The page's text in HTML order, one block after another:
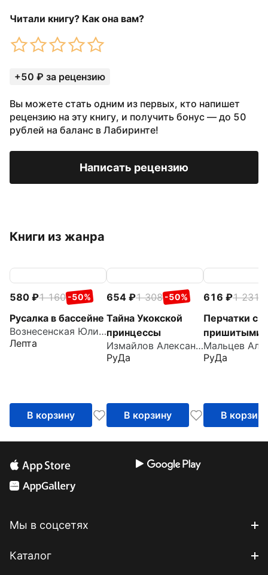
Читали книгу? Как она вам?
+50 ₽ за рецензию
Вы можете стать одним из первых, кто напишет
рецензию на эту книгу, и получить бонус — до 50
рублей на баланс в Лабиринте!
Написать рецензию
Книги из жанра
580 1 160 -50%
Русалка в бассейне
Вознесенская Юлия Николаевна
Лепта
В корзину
654 1 308 -50%
Тайна Укокской
принцессы
Измайлов Александр
РуДа
В корзину
616 1 231
Перчатки с
пришитыми
пальцами
РуДа
В корзину
Мы в соцсетях
Каталог